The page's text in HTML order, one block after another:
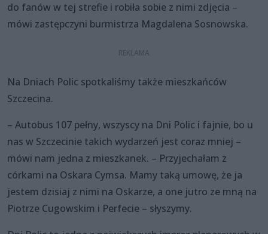
do fanów w tej strefie i robiła sobie z nimi zdjęcia –
mówi zastępczyni burmistrza Magdalena Sosnowska.
Na Dniach Polic spotkaliśmy także mieszkańców
Szczecina.
– Autobus 107 pełny, wszyscy na Dni Polic i fajnie, bo u
nas w Szczecinie takich wydarzeń jest coraz mniej –
mówi nam jedna z mieszkanek. – Przyjechałam z
córkami na Oskara Cymsa. Mamy taką umowę, że ja
jestem dzisiaj z nimi na Oskarze, a one jutro ze mną na
Piotrze Cugowskim i Perfecie – słyszymy.